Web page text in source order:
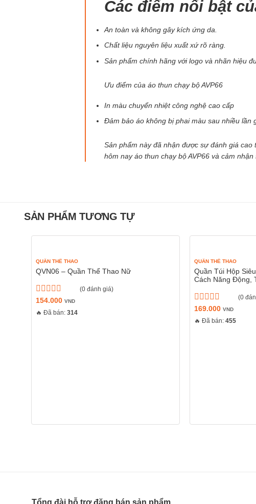
Các điểm nổi bật
An toàn và không gây kích ứng da.
Chất liệu nguyên liệu xuất xứ rõ ràng.
Sản phẩm chính hãng với logo và nhãn hiệu
Ưu điểm của áo thun chạy bộ AVP66
In màu chuyển nhiệt công nghệ cao cấp
Đảm bảo áo không bị phai màu sau nhiều lần
Sản phẩm này đã nhận được sự đánh giá
hôm nay áo thun chạy bộ AVP66 và cảm
SẢN PHẨM TƯƠNG TỰ
QUẦN THỂ THAO
QVN06 – Quần Thể Thao Nữ
Được
xếp
hạng
(0 đánh giá)
154.000 VND
🔥 Đã bán: 314
QUẦN THỂ THAO
Quần Túi Hộp
Cách Năng Động,
Được
xếp
hạng
(0
169.000VND
🔥 Đã bán:455
Tổng đài hỗ trợ đăng bán sản phẩm